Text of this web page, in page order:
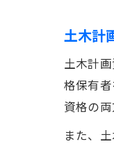
土木計
土木計
格保有
資格の
また、